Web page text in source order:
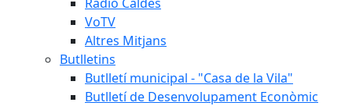
VoTV
Altres Mitjans
Butlletins
Butlletí municipal - "Casa de la Vila"
Butlletí de Desenvolupament Econòmic